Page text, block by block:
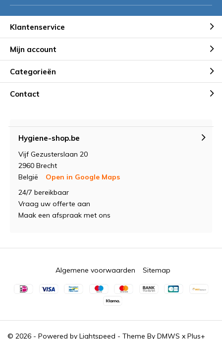
Klantenservice
Mijn account
Categorieën
Contact
Hygiene-shop.be
Vijf Gezusterslaan 20
2960 Brecht
België
Open in Google Maps
24/7 bereikbaar
Vraag uw offerte aan
Maak een afspraak met ons
© 2026 - Powered by Lightspeed - Theme By DMWS x Plus+
Algemene voorwaarden Sitemap